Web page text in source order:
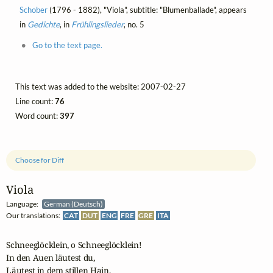
Viola
Language:
German (Deutsch)
Our translations: CAT DUT ENG FRE GRE ITA
Choose for Diff
Schneeglöcklein, o Schneeglöcklein!
In den Auen läutest du,
Läutest in dem stillen Hain,
Schober(1796 - 1882), "Viola", subtitle: "Blumenballade", appears
in Gedichte, in Frühlingslieder, no. 5
Go to the text page.
This text was added to the website: 2007-02-27
Line count:76
Word count:397